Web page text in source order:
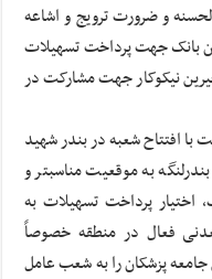
و ضرورت ترویج و اشاعه
بانک جهت پرداخت تسهیلات
نیکوکار جهت مشارکت در
با افتتاح شعبه در بندر شهید
به موقعیت مناسبتر و
پرداخت تسهیلات به
فعال در منطقه خصوصاً
جامعه پزشکان را به شعب عامل